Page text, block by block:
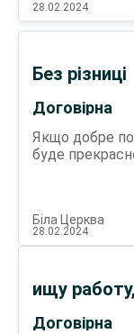
28.02.2024
Договірна
Без різниці
Якщо добре
буде
Біла Церква
28.02.2024
Договірна
ищу